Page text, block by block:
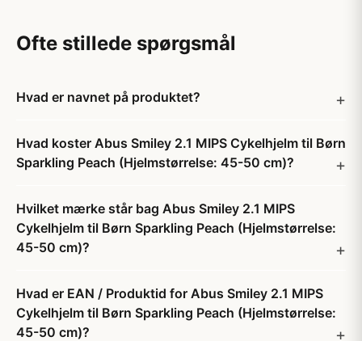
Ofte stillede spørgsmål
Hvad er navnet på produktet?
Hvad koster Abus Smiley 2.1 MIPS Cykelhjelm til Børn
Sparkling Peach (Hjelmstørrelse: 45-50 cm)?
Hvilket mærke står bag Abus Smiley 2.1 MIPS
Cykelhjelm til Børn Sparkling Peach (Hjelmstørrelse:
45-50 cm)?
Hvad er EAN / Produktid for Abus Smiley 2.1 MIPS
Cykelhjelm til Børn Sparkling Peach (Hjelmstørrelse:
45-50 cm)?